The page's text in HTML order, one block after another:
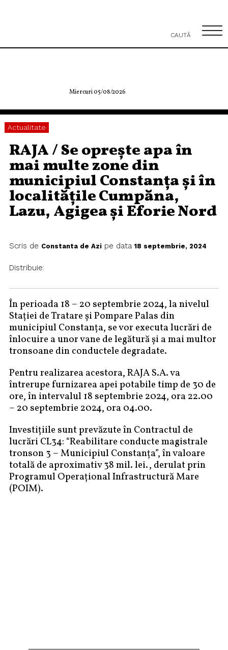
Miercuri 05/08/2026
CAUTĂ
Actualitate
RAJA / Se oprește apa în
mai multe zone din
municipiul Constanța și în
localitățile Cumpăna,
Lazu, Agigea și Eforie Nord
Scris de Constanta de Azipe data18 septembrie, 2024
Distribuie:
În perioada 18 – 20 septembrie 2024, la nivelul
Stației de Tratare și Pompare Palas din
municipiul Constanța, se vor executa lucrări de
înlocuire a unor vane de legătură și a mai multor
tronsoane din conductele degradate.
Pentru realizarea acestora, RAJA S.A. va
întrerupe furnizarea apei potabile timp de 30 de
ore, în intervalul 18 septembrie 2024, ora 22.00
– 20 septembrie 2024, ora 04.00.
Investițiile sunt prevăzute în Contractul de
lucrări CL34: “Reabilitare conducte magistrale
tronson 3 – Municipiul Constanța”, în valoare
totală de aproximativ 38 mil. lei., derulat prin
Programul Operațional Infrastructură Mare
(POIM).